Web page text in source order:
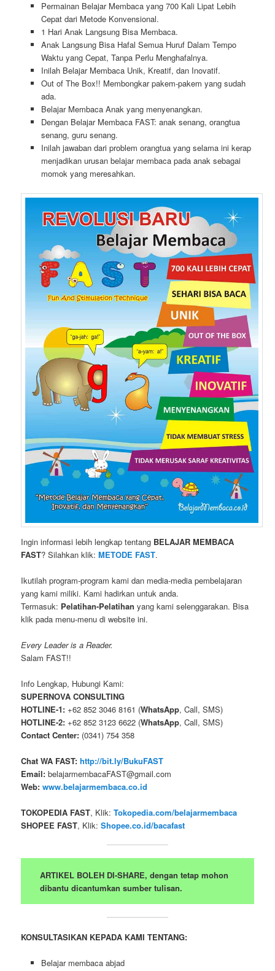
Permainan Belajar Membaca yang 700 Kali Lipat Lebih
Cepat dari Metode Konvensional.
1 Hari Anak Langsung Bisa Membaca.
Anak Langsung Bisa Hafal Semua Huruf Dalam Tempo
Waktu yang Cepat, Tanpa Perlu Menghafalnya.
Inilah Belajar Membaca Unik, Kreatif, dan Inovatif.
Out of The Box!! Membongkar pakem-pakem yang sudah
ada.
Belajar Membaca Anak yang menyenangkan.
Dengan Belajar Membaca FAST: anak senang, orangtua
senang, guru senang.
Inilah jawaban dari problem orangtua yang selama ini kerap
menjadikan urusan belajar membaca pada anak sebagai
momok yang meresahkan.
Ingin informasi lebih lengkap tentang BELAJAR MEMBACA
FAST? Silahkan klik:METODE FAST.
Ikutilah program-program kami dan media-media pembelajaran
yang kami miliki. Kami hadirkan untuk anda.
Termasuk: Pelatihan-Pelatihan yang kami selenggarakan. Bisa
klik pada menu-menu di website ini.
Every Leader is a Reader.
Salam FAST!!
Info Lengkap, Hubungi Kami:
SUPERNOVA CONSULTING
HOTLINE-1: +62 852 3046 8161 (WhatsApp, Call, SMS)
HOTLINE-2: +62 852 3123 6622 (WhatsApp, Call, SMS)
Contact Center: (0341) 754 358
Chat WA FAST: http://bit.ly/BukuFAST
Email: belajarmembacaFAST@gmail.com
Web: www.belajarmembaca.co.id
TOKOPEDIA FAST, Klik:Tokopedia.com/belajarmembaca
SHOPEE FAST, Klik:Shopee.co.id/bacafast
ARTIKEL BOLEH DI-SHARE, dengan tetap mohon
dibantu dicantumkan sumber tulisan.
KONSULTASIKAN KEPADA KAMI TENTANG:
Belajar membaca abjad